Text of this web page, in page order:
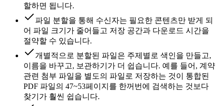
할하면 됩니다.
파일 분할을 통해 수신자는 필요한 콘텐츠만 받게 되
어 파일 크기가 줄어들고 저장 공간과 다운로드 시간을
절약할 수 있습니다.
개별적으로 분할된 파일은 주제별로 색인을 만들고,
이름을 바꾸고, 보관하기가 더 쉽습니다. 예를 들어, 계약
관련 첨부 파일을 별도의 파일로 저장하는 것이 통합된
PDF 파일의 47~53페이지를 한꺼번에 검색하는 것보다
찾기가 훨씬 쉽습니다.